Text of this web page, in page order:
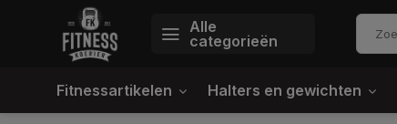
Alle
categorieën
Fitnessartikelen Halters en gewichten